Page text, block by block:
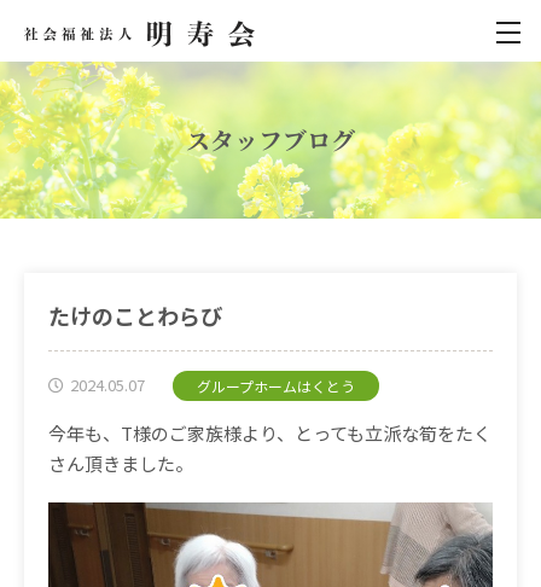
スタッフブログ
たけのことわらび
2024.05.07 グループホームはくとう
今年も、T様のご家族様より、とっても立派な筍をたく
さん頂きました。